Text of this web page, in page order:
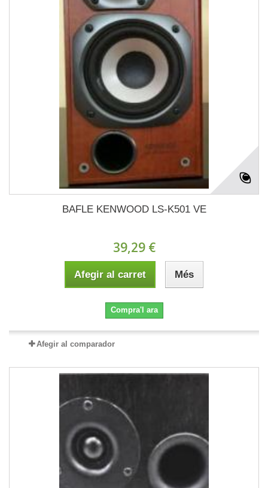
BAFLE KENWOOD LS-K501 VE
39,29 €
Afegir al carret Més
Compra'l ara
Afegir al comparador